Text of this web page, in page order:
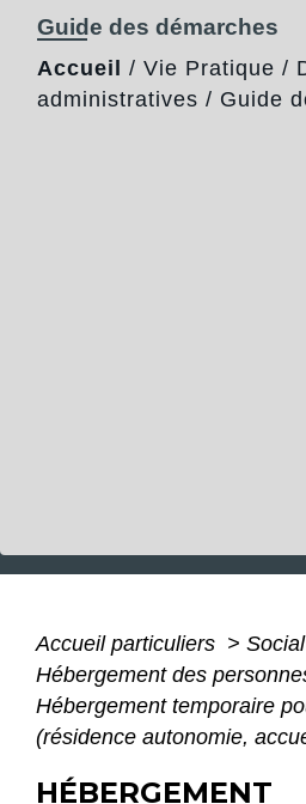
Guide des démarches
Accueil / Vie Pratique /
administratives / Guide
Accueil particuliers >
Hébergement des
Hébergement temporaire
(résidence autonomie,
HÉBERGEMENT